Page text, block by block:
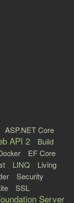
ASP.NET Core
API 2
Build
EF Core
LINQ
Living
Security
SSL
Server